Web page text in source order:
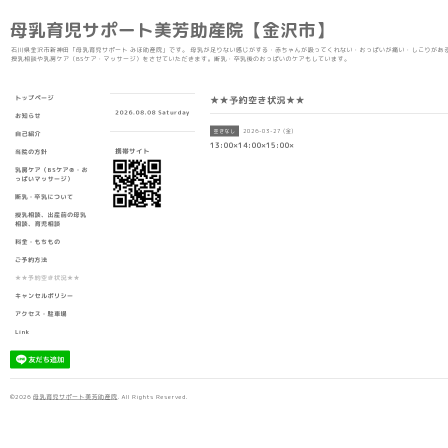
母乳育児サポート美芳助産院【金沢市】
石川県金沢市新神田「母乳育児サポート みほ助産院」です。 母乳が足りない感じがする・赤ちゃんが吸ってくれない・おっぱいが痛い・しこりがあ
授乳相談や乳房ケア（BSケア・マッサージ）をさせていただきます。断乳・卒乳後のおっぱいのケアもしています。
★★予約空き状況★★
空きなし 2026-03-27 (金)
13:00×14:00×15:00×
トップページ
お知らせ
自己紹介
当院の方針
乳房ケア（BSケア®︎・お
っぱいマッサージ）
断乳・卒乳について
授乳相談、出産前の母乳
相談、育児相談
料金・もちもの
ご予約方法
★★予約空き状況★★
キャンセルポリシー
アクセス・駐車場
Link
2026.08.08 Saturday
携帯サイト
©2026 母乳育児サポート美芳助産院. All Rights Reserved.